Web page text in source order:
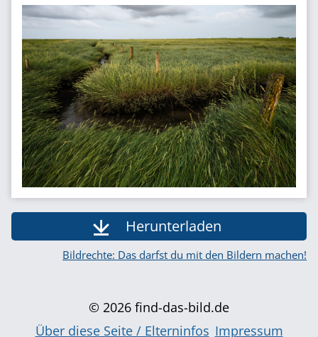
Herunterladen
Bildrechte: Das darfst du mit den Bildern machen!
© 2026 find-das-bild.de
Über diese Seite / Elterninfos Impressum